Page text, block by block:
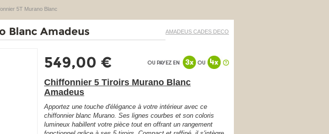
5T Murano Blanc
AMADEUS CADES DECO
Blanc Amadeus
549,00 €
Chiffonnier 5 Tiroirs Murano Blanc
Amadeus
Apportez une touche d'élégance à votre intérieur avec ce
chiffonnier blanc Murano. Ses lignes courbes et son coloris
lumineux habillent votre pièce tout en offrant un rangement